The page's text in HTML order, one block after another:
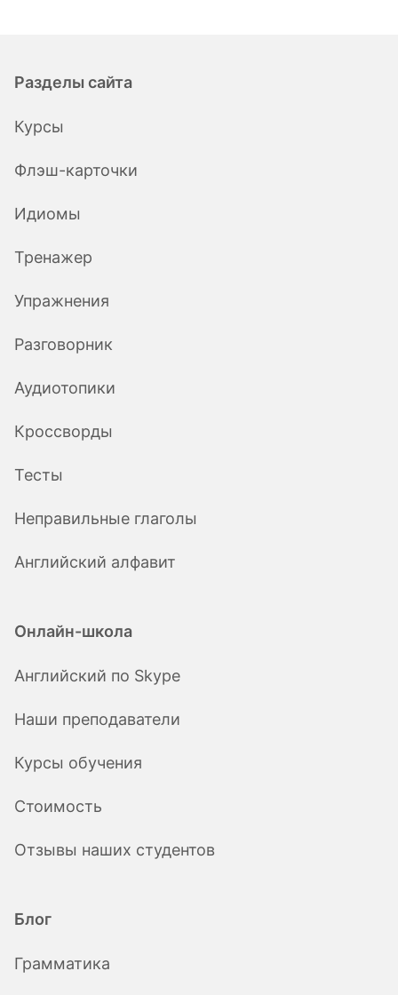
Разделы сайта
Курсы
Флэш-карточки
Идиомы
Тренажер
Упражнения
Разговорник
Аудиотопики
Кроссворды
Тесты
Неправильные глаголы
Английский алфавит
Онлайн-школа
Английский по Skype
Наши преподаватели
Курсы обучения
Стоимость
Отзывы наших студентов
Блог
Грамматика